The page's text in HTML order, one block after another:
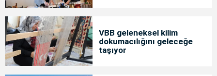
VBB geleneksel kilim
dokumacılığını geleceğe
taşıyor